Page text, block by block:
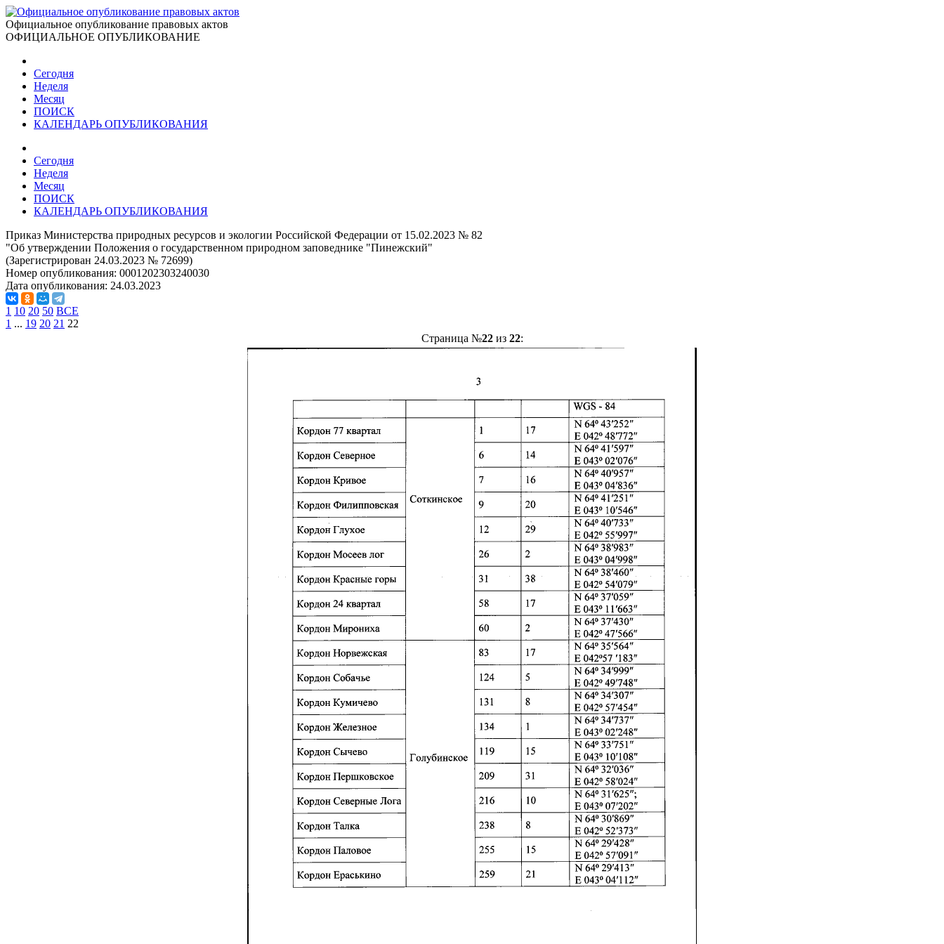
Официальное опубликование правовых актов
ОФИЦИАЛЬНОЕ ОПУБЛИКОВАНИЕ
Сегодня
Неделя
Месяц
ПОИСК
КАЛЕНДАРЬ ОПУБЛИКОВАНИЯ
Сегодня
Неделя
Месяц
ПОИСК
КАЛЕНДАРЬ ОПУБЛИКОВАНИЯ
Приказ Министерства природных ресурсов и экологии Российской Федерации от 15.02.2023 № 82
"Об утверждении Положения о государственном природном заповеднике "Пинежский"
(Зарегистрирован 24.03.2023 № 72699)
Номер опубликования: 0001202303240030
Дата опубликования: 24.03.2023
1 10 20 50 ВСЕ
1 ... 19 20 21 22
Страница №22из 22: